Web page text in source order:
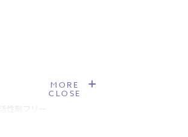
MORE
CLOSE